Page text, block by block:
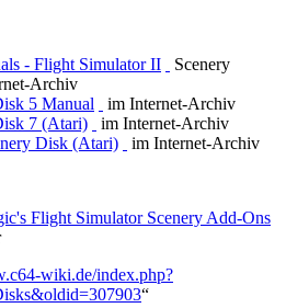
- Flight Simulator II
Scenery
Archiv
5 Manual
im Internet-Archiv
7 (Atari)
im Internet-Archiv
Disk (Atari)
im Internet-Archiv
Flight Simulator Scenery Add-Ons
wiki.de/index.php?
“